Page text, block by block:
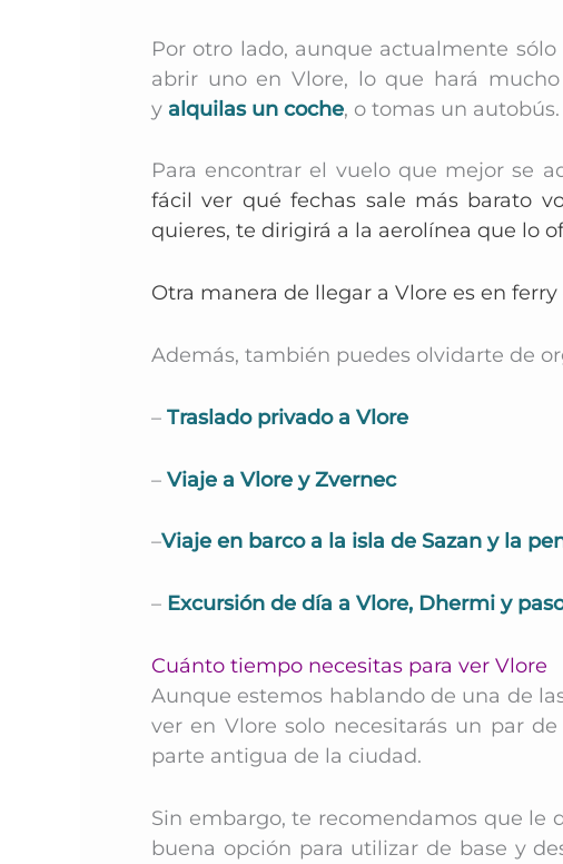
Por otro lado, aunque actualmente
abrir uno en Vlore, lo que hará
y alquilas un coche, o tomas un autobús.
Para encontrar el vuelo que mejor se
fácil ver qué fechas sale más barato
quieres, te dirigirá a la aerolínea que lo
Otra manera de llegar a Vlore es en
Además, también puedes olvidarte de
– Traslado privado a Vlore
– Viaje a Vlore y Zvernec
–Viaje en barco a la isla de Sazan y la
– Excursión de día a Vlore, Dhermi y
Cuánto tiempo necesitas para ver Vlore
Aunque estemos hablando de una de
ver en Vlore solo necesitarás un par
parte antigua de la ciudad.
Sin embargo, te recomendamos que le
buena opción para utilizar de base y